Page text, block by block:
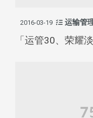
2016-03-19 运输管
「运管30、荣耀